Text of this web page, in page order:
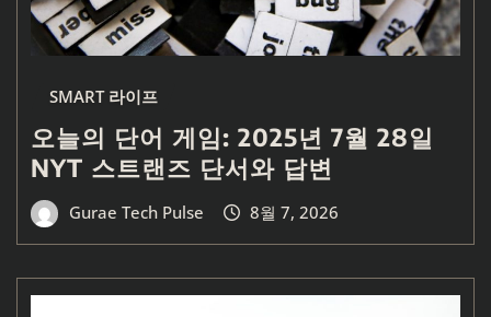
SMART 라이프
오늘의 단어 게임: 2025년 7월 28일
NYT 스트랜즈 단서와 답변
Gurae Tech Pulse 8월 7, 2026